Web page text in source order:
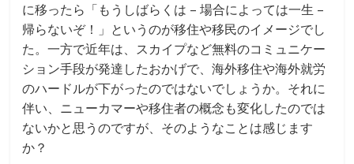
に移ったら「もうしばらくは – 場合によっては一生 –
帰らないぞ！」というのが移住や移民のイメージでし
た。一方で近年は、スカイプなど無料のコミュニケー
ション手段が発達したおかげで、海外移住や海外就労
のハードルが下がったのではないでしょうか。それに
伴い、ニューカマーや移住者の概念も変化したのでは
ないかと思うのですが、そのようなことは感じます
か？